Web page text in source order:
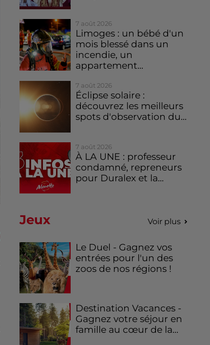
7 août 2026
Limoges : un bébé d'un
mois blessé dans un
incendie, un
appartement...
7 août 2026
Éclipse solaire :
découvrez les meilleurs
spots d'observation du...
7 août 2026
À LA UNE : professeur
condamné, repreneurs
pour Duralex et la...
Jeux Voir plus
Le Duel - Gagnez vos
entrées pour l'un des
zoos de nos régions !
Destination Vacances -
Gagnez votre séjour en
famille au cœur de la...